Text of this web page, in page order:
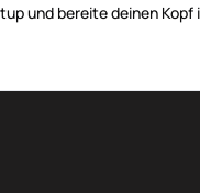
und bereite deinen Kopf